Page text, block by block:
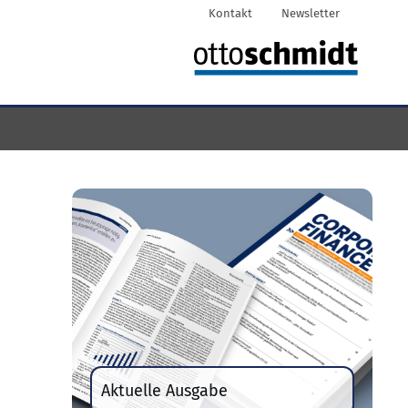
Kontakt Newsletter
Aktuelle Ausgabe